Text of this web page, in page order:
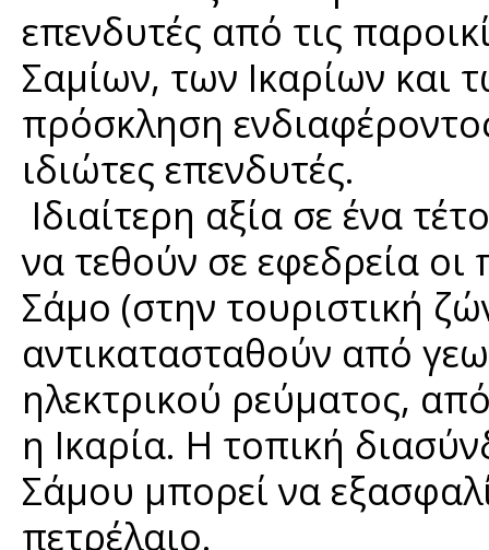
επενδυτές από τις
Σαμίων, των Ικαρίων
πρόσκληση
ιδιώτες επενδυτές.
Ιδιαίτερη αξία σε ένα
να τεθούν σε εφεδρεία οι
Σάμο (στην τουριστική
αντικατασταθούν από
ηλεκτρικού ρεύματος,
η Ικαρία. Η τοπική
Σάμου μπορεί να
πετρέλαιο.